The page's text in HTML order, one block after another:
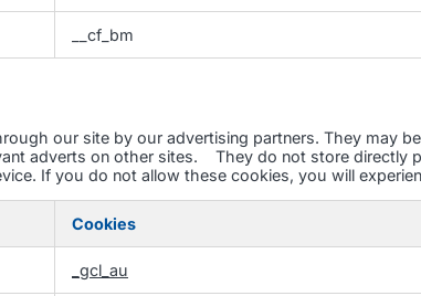
__cf_bm
our site by our advertising partners. They may
adverts on other sites. They do not store directly
If you do not allow these cookies, you will
Cookies
_gcl_au